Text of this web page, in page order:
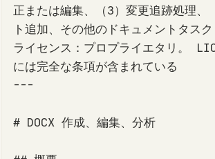
正または編集、（3）変更追跡処理、
ライセンス：プロプライエタリ。
# DOCX 作成、編集、分析